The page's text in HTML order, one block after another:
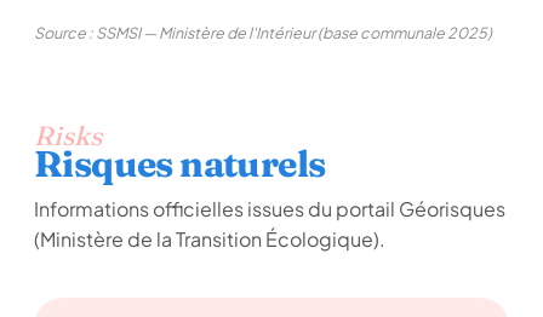
Source : SSMSI — Ministère de l'Intérieur (base communale 2025)
Risks
Risques naturels
Informations officielles issues du portail Géorisques
(Ministère de la Transition Écologique).